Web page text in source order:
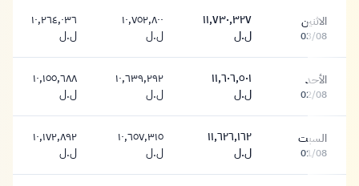
الاثنين
03/08 ١١,٧٣٠,٣٢٧ ليرة
١١,٧٣٠,٣٢٧
ل.ل
١٠,٧٥٢,٨٠٠ ليرة
١٠,٧٥٢,٨٠٠
ل.ل
١٠,٢٦٤,٠٣٦ ليرة
١٠,٢٦٤,٠٣٦
ل.ل
الأحد
02/08 ١١,٦٠٦,٥٠١ ليرة
١١,٦٠٦,٥٠١
ل.ل
١٠,٦٣٩,٢٩٢ ليرة
١٠,٦٣٩,٢٩٢
ل.ل
١٠,١٥٥,٦٨٨ ليرة
١٠,١٥٥,٦٨٨
ل.ل
السبت
01/08 ١١,٦٢٦,١٦٢ ليرة
١١,٦٢٦,١٦٢
ل.ل
١٠,٦٥٧,٣١٥ ليرة
١٠,٦٥٧,٣١٥
ل.ل
١٠,١٧٢,٨٩٢ ليرة
١٠,١٧٢,٨٩٢
ل.ل